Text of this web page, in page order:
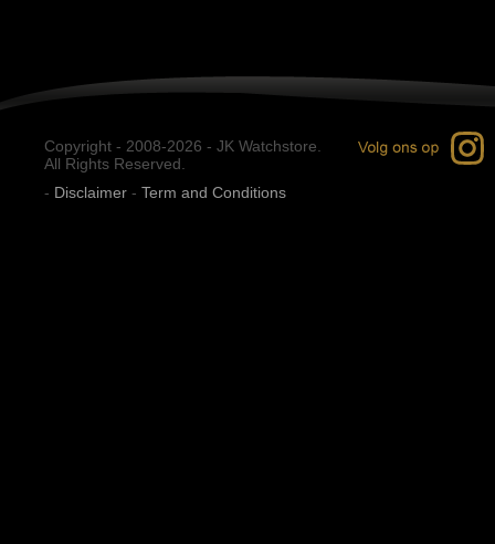
Copyright - 2008-2026 - JK Watchstore.
All Rights Reserved.
- Disclaimer - Term and Conditions